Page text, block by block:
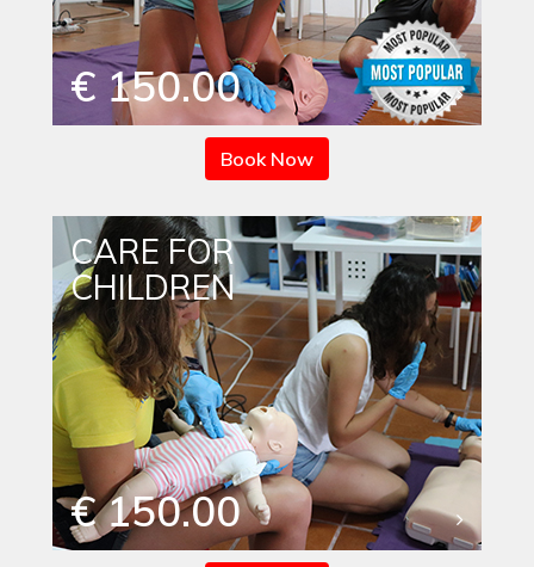
€ 150.00
Book Now
CARE FOR
CHILDREN
€ 150.00